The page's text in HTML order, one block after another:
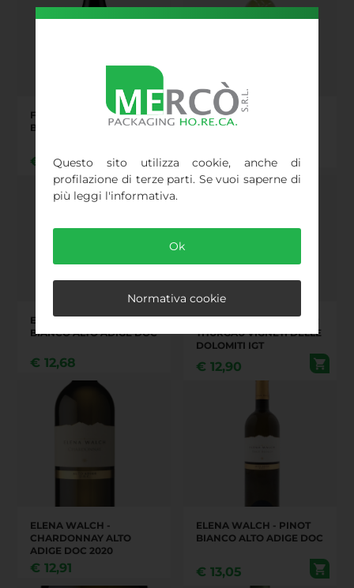
Questo sito utilizza cookie, anche di
profilazione di terze parti. Se vuoi saperne di
più leggi l'informativa.
Ok
Normativa cookie
FIRRIATO - CHARME
BIANCO IGT 2022
€ 12,20
VIGNE SURRAU - BRANU
VERMENTINO DOCG
€ 12,35
ELENA WALCH - PINOT
BIANCO ALTO ADIGE DOC
€ 12,68
ELENA WALCH - MÜLLER
THURGAU VIGNETI DELLE
DOLOMITI IGT
€ 12,90
ELENA WALCH -
CHARDONNAY ALTO
ADIGE DOC 2020
€ 12,91
ELENA WALCH - PINOT
BIANCO ALTO ADIGE DOC
€ 13,05